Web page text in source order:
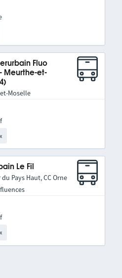
Fluo
Meurthe-et-
Moselle
Le Fil
du Pays Haut, CC Orne